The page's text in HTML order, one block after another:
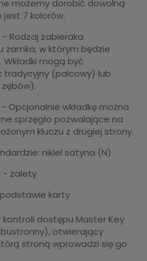
możemy dorobić dowolną
jest 7 kolorów.
- Rodzaj zabieraka
zamka, w którym będzie
mogą być
tradycyjny (palcowy) lub
- Opcjonalnie wkładkę można
sprzęgło pozwalające na
kluczu z drugiej strony.
nikiel satyna (N)
- zalety
karty
dostępu Master Key
otwierający
stroną wprowadzi się go